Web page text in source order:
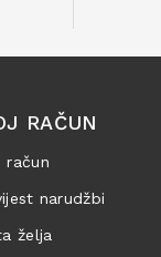
RAČUN
račun
narudžbi
želja